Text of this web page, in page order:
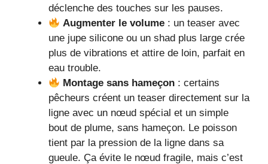
déclenche des touches sur les pauses.
Augmenter le volume : un teaser avec
une jupe silicone ou un shad plus large crée
plus de vibrations et attire de loin, parfait en
eau trouble.
Montage sans hameçon : certains
pêcheurs créent un teaser directement sur la
ligne avec un nœud spécial et un simple
bout de plume, sans hameçon. Le poisson
tient par la pression de la ligne dans sa
gueule. Ça évite le nœud fragile, mais c’est